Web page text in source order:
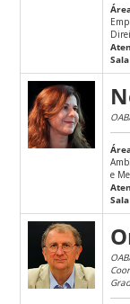
Sala
e
Sala